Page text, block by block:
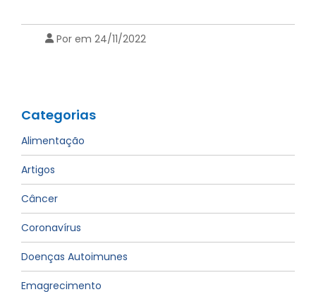
Por em 24/11/2022
Categorias
Alimentação
Artigos
Câncer
Coronavírus
Doenças Autoimunes
Emagrecimento